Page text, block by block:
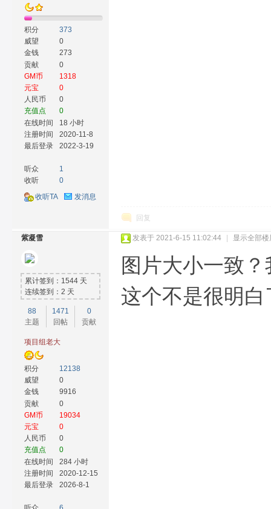
积分
373
威望
0
金钱
273
贡献
0
GM币
1318
元宝
0
人民币
0
充值点
0
在线时间
18 小时
注册时间
2020-11-8
最后登录
2022-3-19
听众
1
收听
0
收听TA
发消息
回复
紫凝雪
累计签到：1544 天
连续签到：2 天
88
主题
1471
回帖
0
贡献
项目组老大
积分
12138
威望
0
金钱
9916
贡献
0
GM币
19034
元宝
0
人民币
0
充值点
0
在线时间
284 小时
注册时间
2020-12-15
最后登录
2026-8-1
发表于 2021-6-15 11:02:44 显示全部楼
图片大小一致
这个不是很明白